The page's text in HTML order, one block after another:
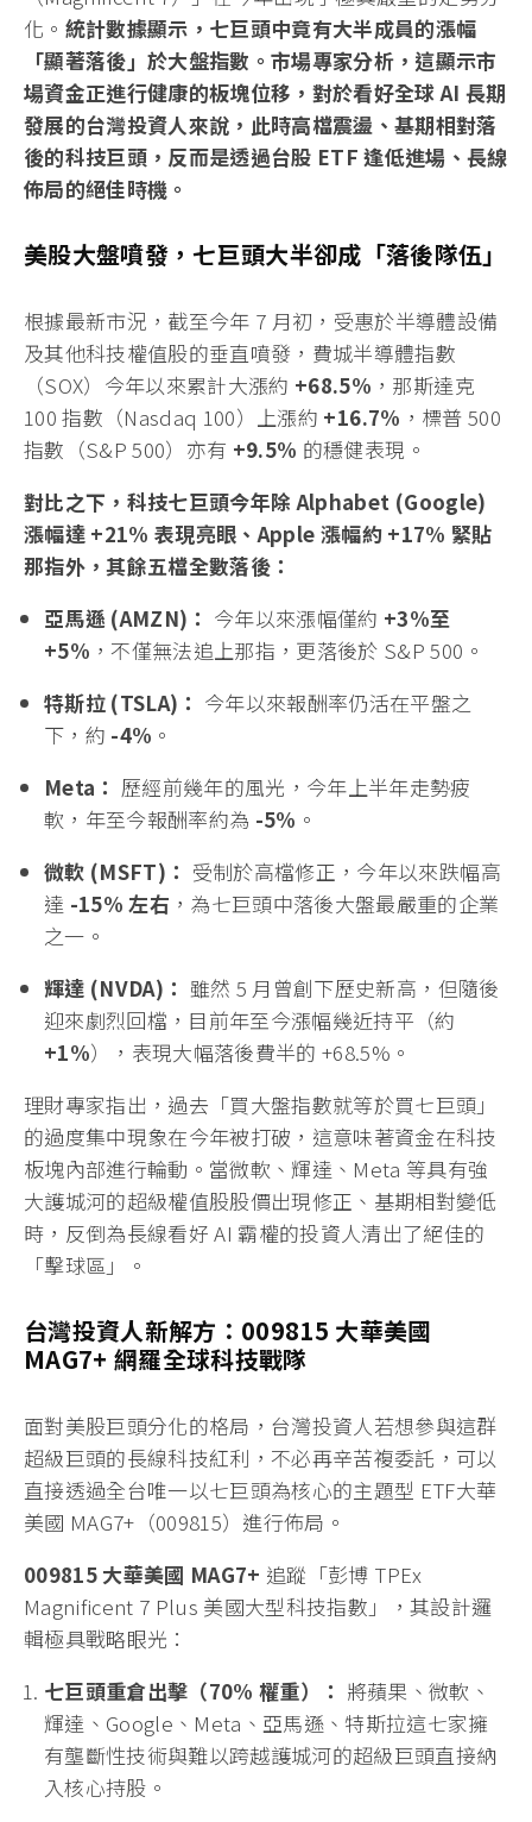
化。 統計數據顯示，七巨頭中竟有大半成員的漲幅
「顯著落後」於大盤指數。市場專家分析，這顯示市
場資金正進行健康的板塊位移，對於看好全球 AI 長期
發展的台灣投資人來說，此時高檔震盪、基期相對落
後的科技巨頭，反而是透過台股 ETF 逢低進場、長線
佈局的絕佳時機。
美股大盤噴發，七巨頭大半卻成「落後隊伍」
根據最新市況，截至今年 7 月初，受惠於半導體設備
及其他科技權值股的垂直噴發， 費城半導體指數
（SOX）今年以來累計大漲約 +68.5% ，那斯達克
100 指數（Nasdaq 100）上漲約 +16.7% ，標普 500
指數（S&P 500）亦有 +9.5% 的穩健表現。
對比之下，科技七巨頭今年除 Alphabet (Google)
漲幅達 +21% 表現亮眼、 Apple 漲幅約 +17% 緊貼
那指外，其餘五檔全數落後：
亞馬遜 (AMZN)： 今年以來漲幅僅約 +3%至
+5% ，不僅無法追上那指，更落後於 S&P 500。
特斯拉 (TSLA)： 今年以來報酬率仍活在平盤之
下，約 -4% 。
Meta： 歷經前幾年的風光，今年上半年走勢疲
軟，年至今報酬率約為 -5% 。
微軟 (MSFT)： 受制於高檔修正，今年以來跌幅高
達 -15% 左右 ，為七巨頭中落後大盤最嚴重的企業
之一。
輝達 (NVDA)： 雖然 5 月曾創下歷史新高，但隨後
迎來劇烈回檔，目前年至今漲幅幾近持平（約
+1%），表現大幅落後費半的 +68.5%。
理財專家指出，過去「買大盤指數就等於買七巨頭」
的過度集中現象在今年被打破，這意味著資金在科技
板塊內部進行輪動。當微軟、輝達、Meta 等具有強
大護城河的超級權值股股價出現修正、基期相對變低
時，反倒為長線看好 AI 霸權的投資人清出了絕佳的
「擊球區」。
台灣投資人新解方：009815 大華美國
MAG7+ 網羅全球科技戰隊
面對美股巨頭分化的格局，台灣投資人若想參與這群
超級巨頭的長線科技紅利，不必再辛苦複委託，可以
直接透過全台唯一以七巨頭為核心的主題型 ETF大華
美國 MAG7+（009815）進行佈局。
009815 大華美國 MAG7+ 追蹤「彭博 TPEx
Magnificent 7 Plus 美國大型科技指數」，其設計邏
輯極具戰略眼光：
七巨頭重倉出擊（70% 權重）： 將蘋果、微軟、
輝達、Google、Meta、亞馬遜、特斯拉這七家擁
有壟斷性技術與難以跨越護城河的超級巨頭直接納
入核心持股。